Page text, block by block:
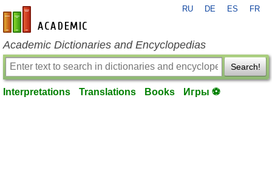
en-academic.com
RU DE ES FR
Academic Dictionaries and Encyclopedias
Search!
Interpretations Translations Books Игры ⚽